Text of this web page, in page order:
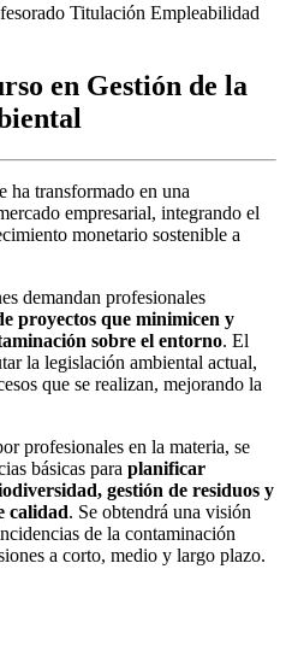
Titulación Empleabilidad
en Gestión de la
ha transformado en una
empresarial, integrando el
monetario sostenible a
demandan profesionales
proyectos que minimicen y
sobre el entorno. El
la legislación ambiental actual,
que se realizan, mejorando la
profesionales en la materia, se
básicas para planificar
gestión de residuos y
calidad. Se obtendrá una visión
de la contaminación
a corto, medio y largo plazo.